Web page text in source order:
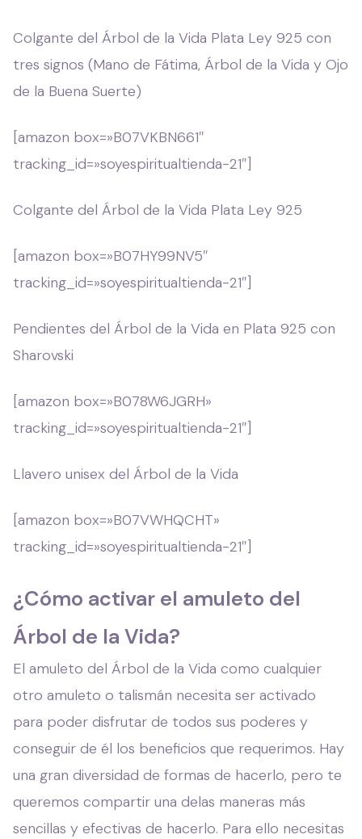
Colgante del Árbol de la Vida Plata Ley 925 con
tres signos (Mano de Fátima, Árbol de la Vida y Ojo
de la Buena Suerte)
[amazon box=»B07VKBN661″
tracking_id=»soyespiritualtienda-21″]
Colgante del Árbol de la Vida Plata Ley 925
[amazon box=»B07HY99NV5″
tracking_id=»soyespiritualtienda-21″]
Pendientes del Árbol de la Vida en Plata 925 con
Sharovski
[amazon box=»B078W6JGRH»
tracking_id=»soyespiritualtienda-21″]
Llavero unisex del Árbol de la Vida
[amazon box=»B07VWHQCHT»
tracking_id=»soyespiritualtienda-21″]
¿Cómo activar el amuleto del
Árbol de la Vida?
El amuleto del Árbol de la Vida como cualquier
otro amuleto o talismán necesita ser activado
para poder disfrutar de todos sus poderes y
conseguir de él los beneficios que requerimos. Hay
una gran diversidad de formas de hacerlo, pero te
queremos compartir una delas maneras más
sencillas y efectivas de hacerlo. Para ello necesitas